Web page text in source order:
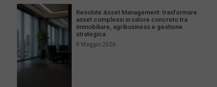
Resolute Asset Management: trasformare
asset complessi in valore concreto tra
immobiliare, agribusiness e gestione
strategica
8 Maggio 2026